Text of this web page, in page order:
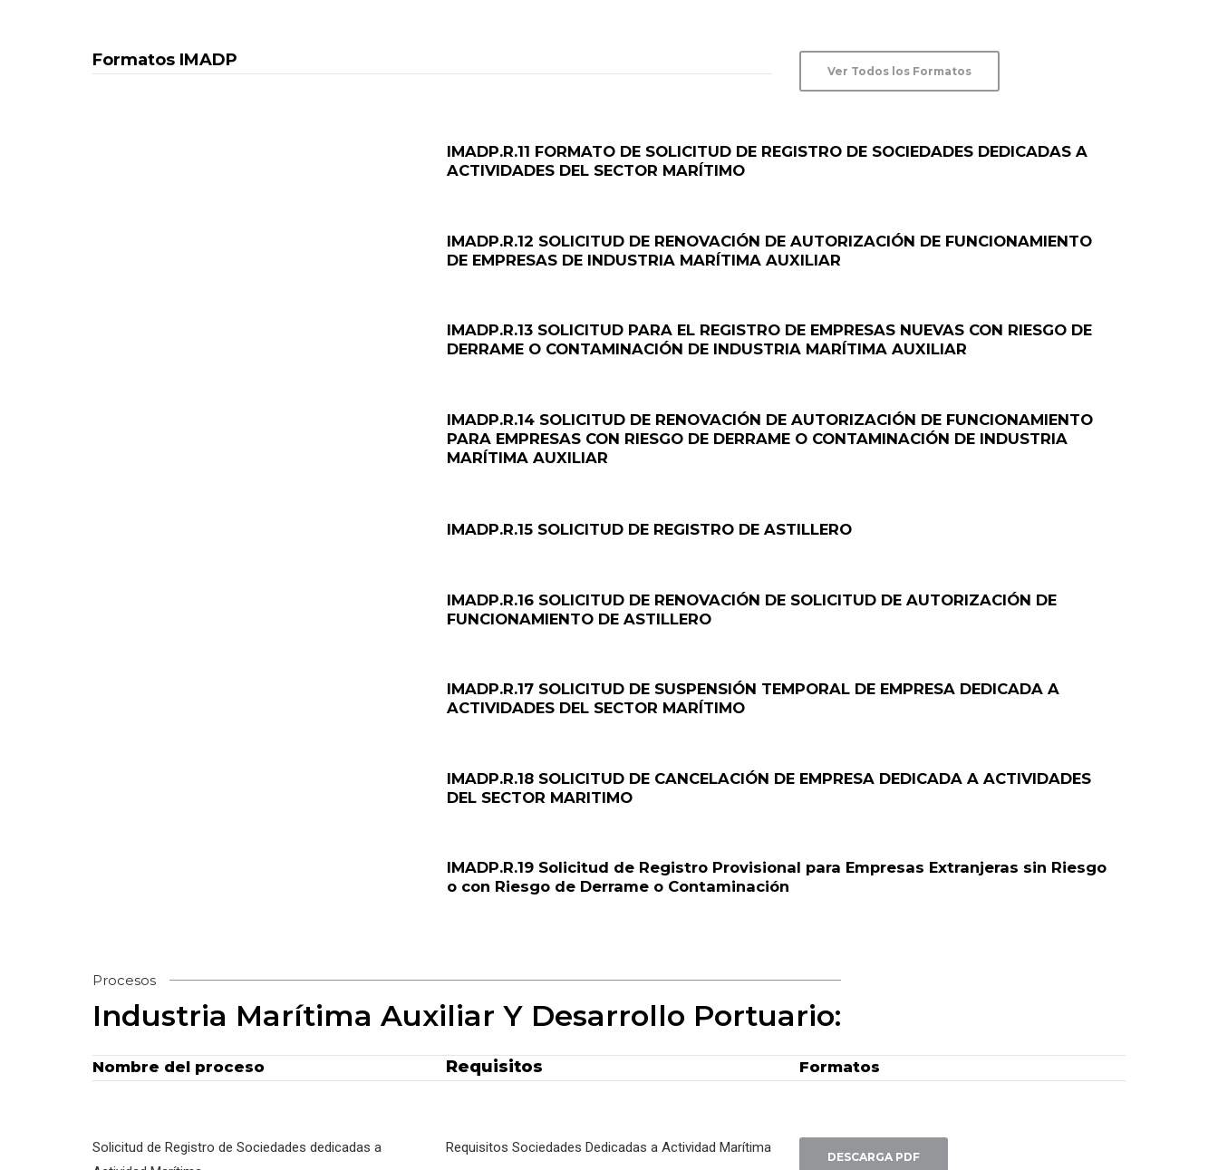
Formatos IMADP
Ver Todos los Formatos
IMADP.R.11 FORMATO DE SOLICITUD DE REGISTRO DE SOCIEDADES DEDICADAS A
ACTIVIDADES DEL SECTOR MARÍTIMO
IMADP.R.12 SOLICITUD DE RENOVACIÓN DE AUTORIZACIÓN DE FUNCIONAMIENTO
DE EMPRESAS DE INDUSTRIA MARÍTIMA AUXILIAR
IMADP.R.13 SOLICITUD PARA EL REGISTRO DE EMPRESAS NUEVAS CON RIESGO DE
DERRAME O CONTAMINACIÓN DE INDUSTRIA MARÍTIMA AUXILIAR
IMADP.R.14 SOLICITUD DE RENOVACIÓN DE AUTORIZACIÓN DE FUNCIONAMIENTO
PARA EMPRESAS CON RIESGO DE DERRAME O CONTAMINACIÓN DE INDUSTRIA
MARÍTIMA AUXILIAR
IMADP.R.15 SOLICITUD DE REGISTRO DE ASTILLERO
IMADP.R.16 SOLICITUD DE RENOVACIÓN DE SOLICITUD DE AUTORIZACIÓN DE
FUNCIONAMIENTO DE ASTILLERO
IMADP.R.17 SOLICITUD DE SUSPENSIÓN TEMPORAL DE EMPRESA DEDICADA A
ACTIVIDADES DEL SECTOR MARÍTIMO
IMADP.R.18 SOLICITUD DE CANCELACIÓN DE EMPRESA DEDICADA A ACTIVIDADES
DEL SECTOR MARITIMO
IMADP.R.19 Solicitud de Registro Provisional para Empresas Extranjeras sin Riesgo
o con Riesgo de Derrame o Contaminación
Procesos
Industria Marítima Auxiliar Y Desarrollo Portuario:
Nombre del proceso Requisitos Formatos
Solicitud de Registro de Sociedades dedicadas a
Requisitos Sociedades Dedicadas a Actividad Marítima
DESCARGA PDF